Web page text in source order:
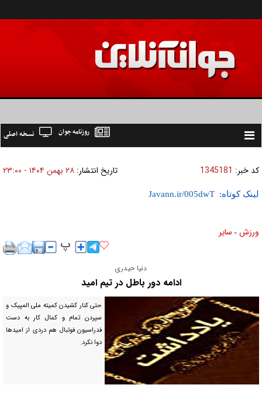
Toggle
نسخه اصلی روزنامه جوان
کد خبر: 1345181 تاریخ انتشار: ۲۸ بهمن ۱۴۰۴ - ۲۳:۰۰
لینک کوتاه:
ورزش » ساير
دنیا حیدری
ادامه دور باطل در تیم امید
حتی کنار کشیدن کمیته ملی المپیک و
سپردن تمام و کمال کار به دست
فدراسیون فوتبال هم دردی از امید‌ها
دوا نکرد.